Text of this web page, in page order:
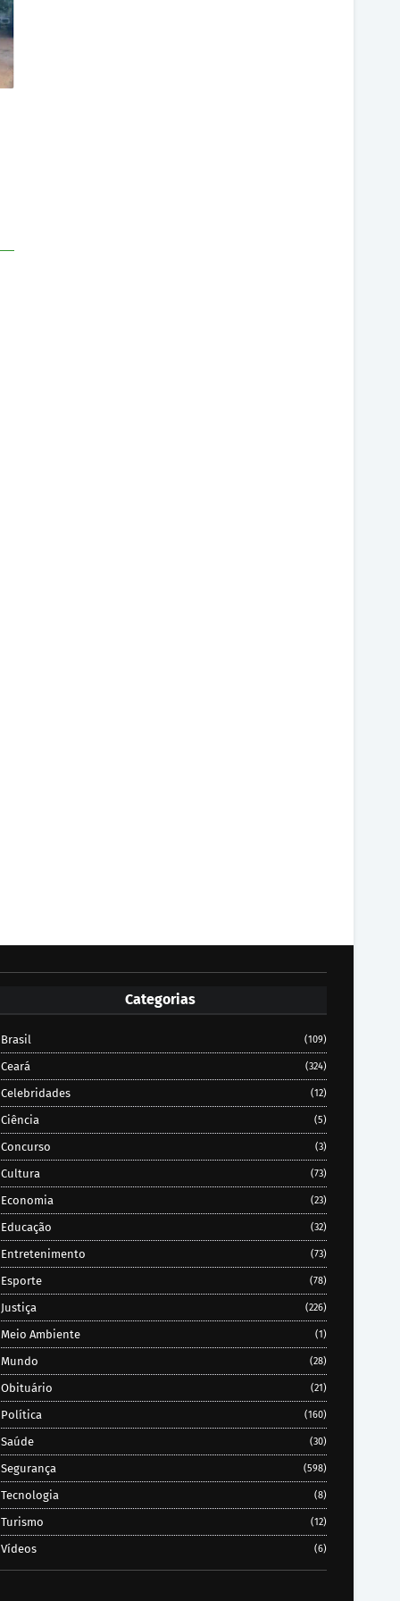
Categorias
Brasil (109)
Ceará (324)
Celebridades (12)
Ciência (5)
Concurso (3)
Cultura (73)
Economia (23)
Educação (32)
Entretenimento (73)
Esporte (78)
Justiça (226)
Meio Ambiente (1)
Mundo (28)
Obituário (21)
Política (160)
Saúde (30)
Segurança (598)
Tecnologia (8)
Turismo (12)
Vídeos (6)